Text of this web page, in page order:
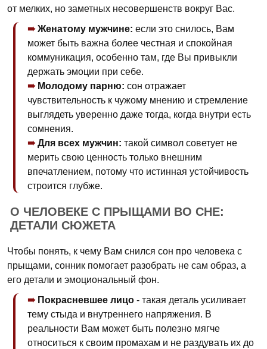
от мелких, но заметных несовершенств вокруг Вас.
Женатому мужчине: если это снилось, Вам
может быть важна более честная и спокойная
коммуникация, особенно там, где Вы привыкли
держать эмоции при себе.
Молодому парню: сон отражает
чувствительность к чужому мнению и стремление
выглядеть уверенно даже тогда, когда внутри есть
сомнения.
Для всех мужчин: такой символ советует не
мерить свою ценность только внешним
впечатлением, потому что истинная устойчивость
строится глубже.
О ЧЕЛОВЕКЕ С ПРЫЩАМИ ВО СНЕ:
ДЕТАЛИ СЮЖЕТА
Чтобы понять, к чему Вам снился сон про человека с
прыщами, сонник помогает разобрать не сам образ, а
его детали и эмоциональный фон.
Покрасневшее лицо - такая деталь усиливает
тему стыда и внутреннего напряжения. В
реальности Вам может быть полезно мягче
относиться к своим промахам и не раздувать их до